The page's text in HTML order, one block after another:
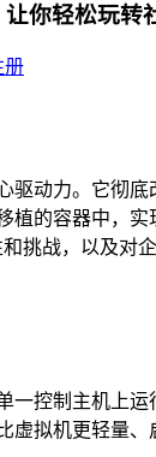
你轻松玩转
册
驱动力。它彻
的容器中，
挑战，以及对
一控制主机上
拟机更轻量、